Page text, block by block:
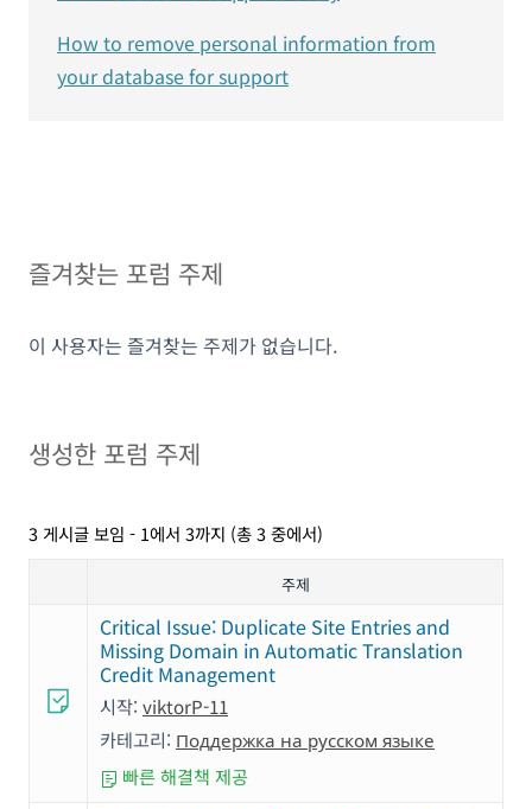
즐겨찾는 포럼 주제
이 사용자는 즐겨찾는 주제가 없습니다.
생성한 포럼 주제
3 게시글 보임 - 1에서 3까지 (총 3 중에서)
주제
Critical Issue: Duplicate Site Entries and
Missing Domain in Automatic Translation
Credit Management
시작: viktorP-11
카테고리: Поддержка на русском языке
빠른 해결책 제공
How to remove personal information from
your database for support